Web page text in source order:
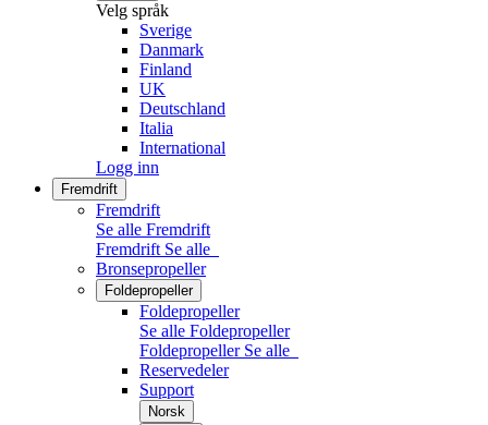
Velg språk
Sverige
Danmark
Finland
UK
Deutschland
Italia
International
Logg inn
Fremdrift
Fremdrift
Se alle Fremdrift
Fremdrift Se alle
Bronsepropeller
Foldepropeller
Foldepropeller
Se alle Foldepropeller
Foldepropeller Se alle
Reservedeler
Support
Norsk